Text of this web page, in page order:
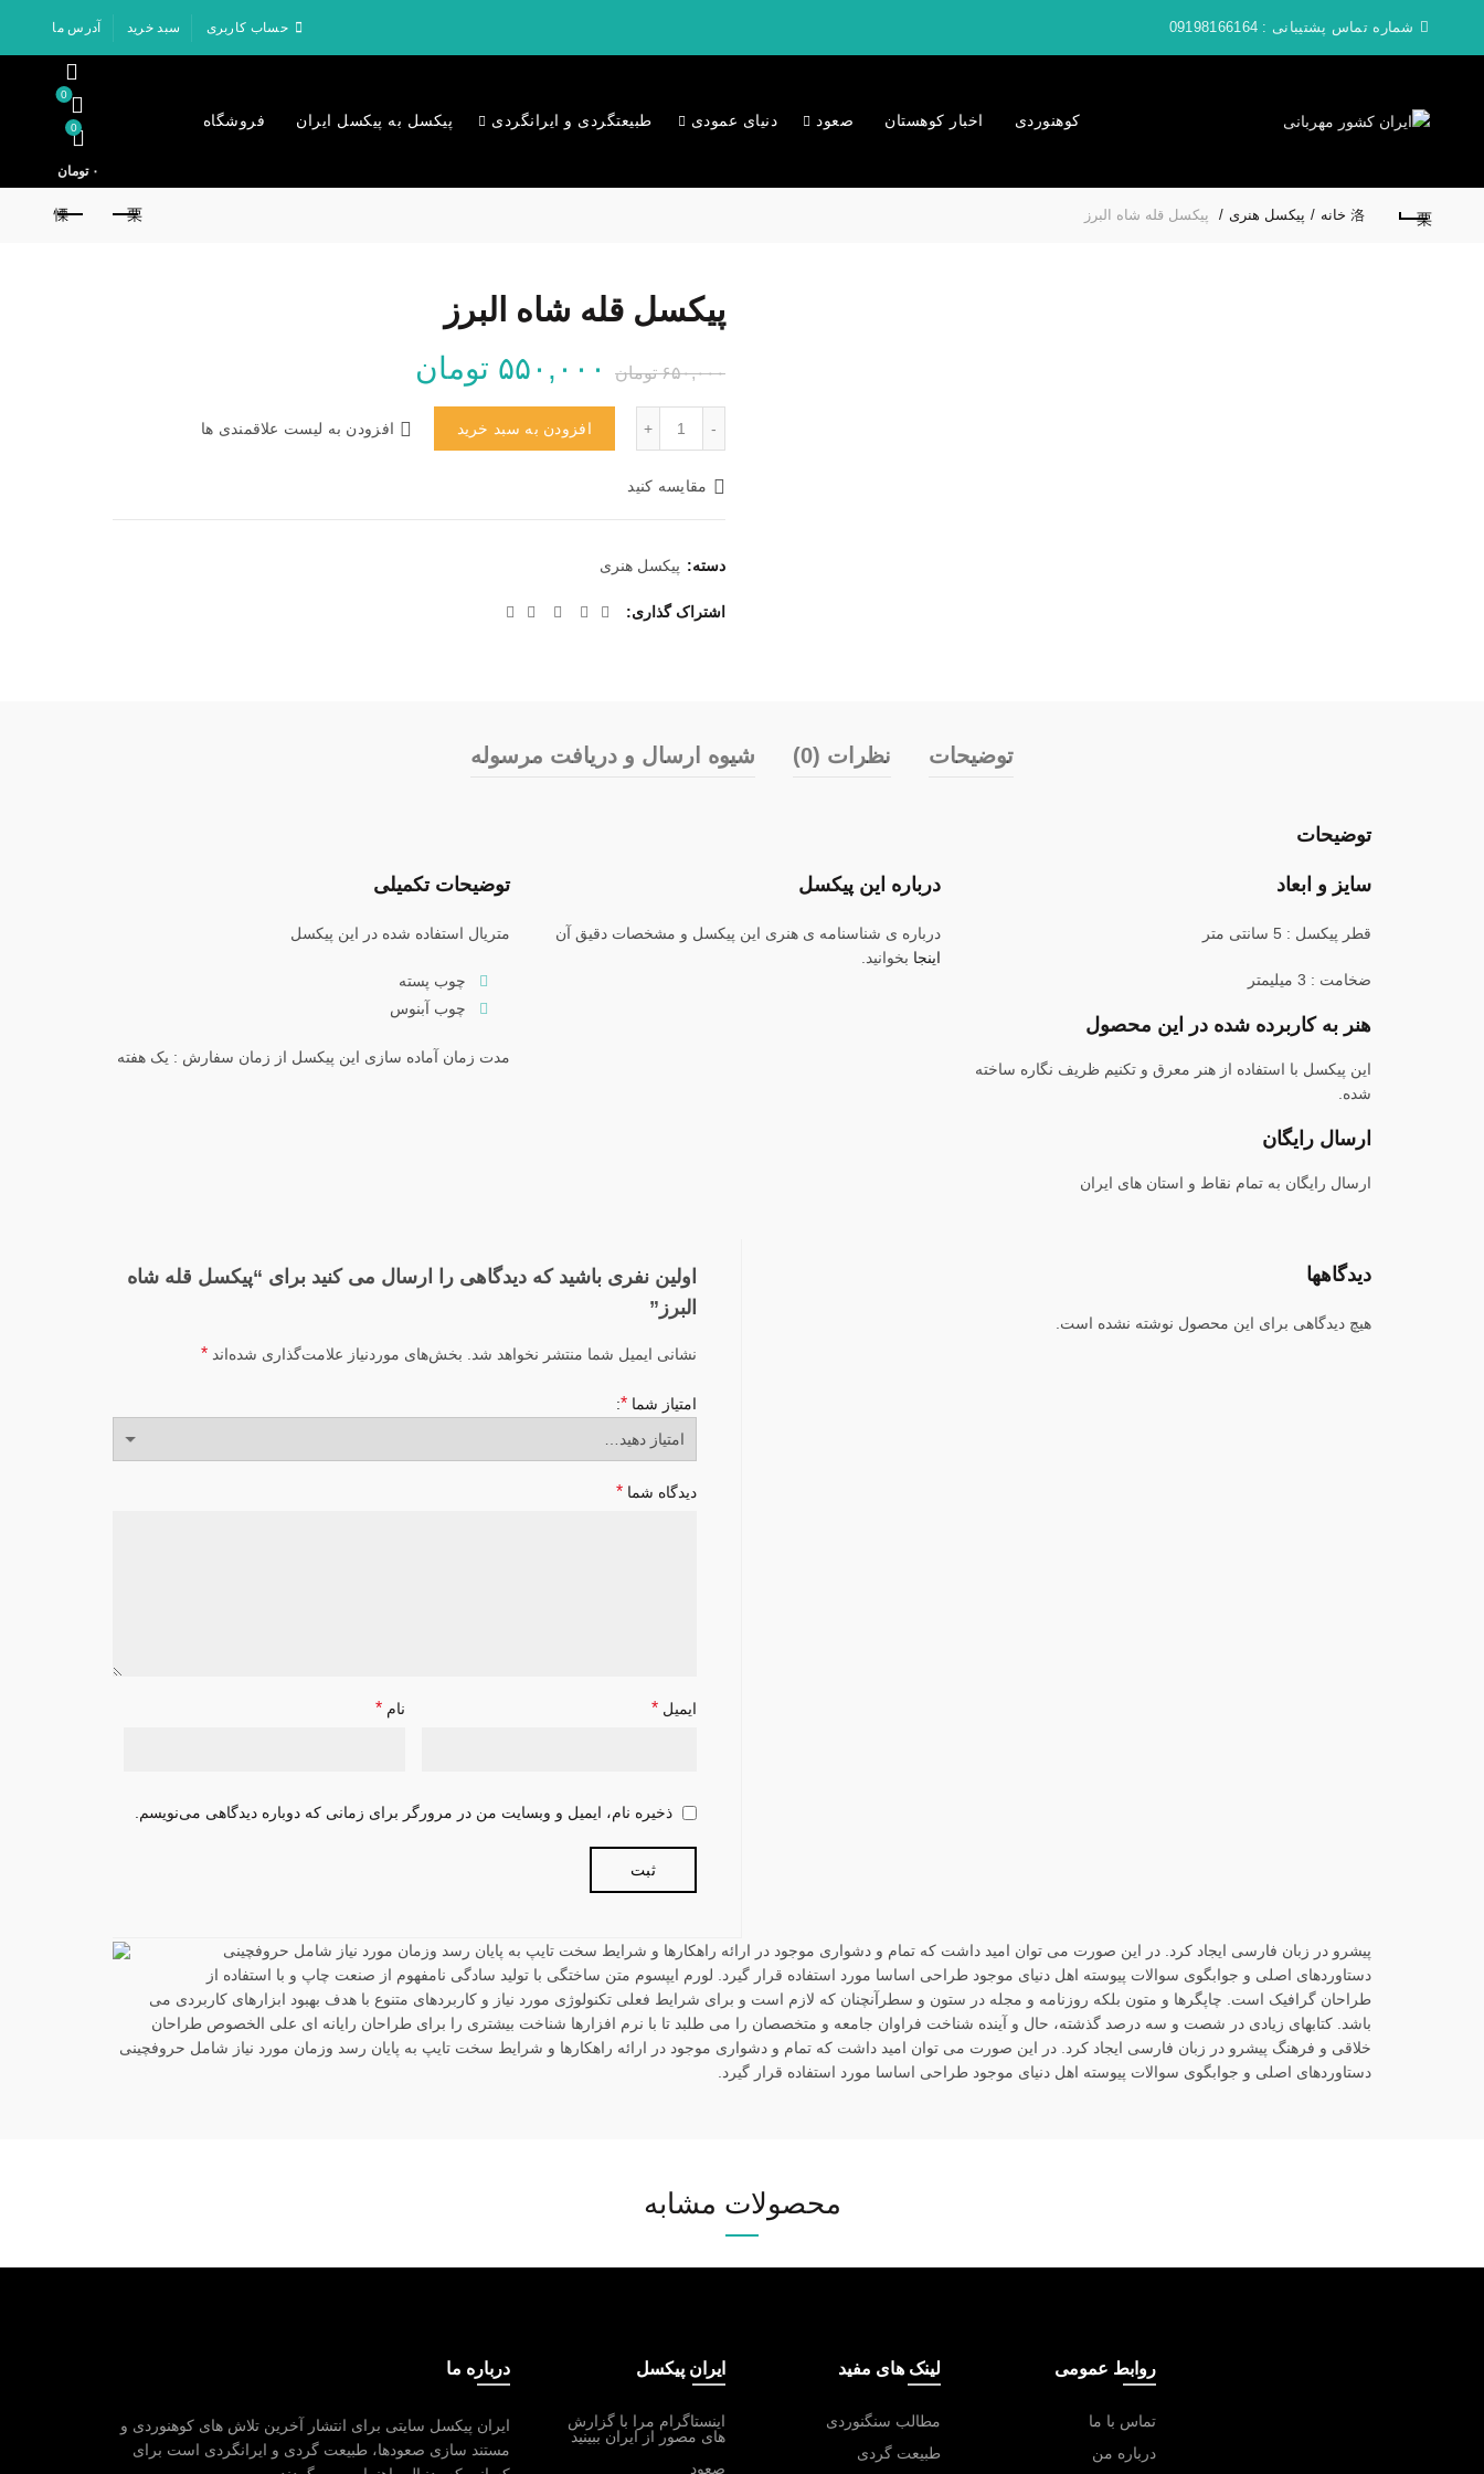
شماره تماس پشتیبانی : 09198166164 حساب کاربری سبد خرید آدرس ما
کوهنوردی اخبار کوهستان صعود دنیای عمودی طبیعتگردی و ایرانگردی پیکسل به پیکسل ایران فروشگاه
0
0
۰ تومان
خانه پیکسل هنری پیکسل قله شاه البرز
پیکسل قله شاه البرز
۶۵۰,۰۰۰ تومان
قیمت
اصلی:
۵۵۰,۰۰۰ تومان
فعلی:
افزودن به سبد خرید افزودن به لیست علاقمندی ها
مقایسه کنید
دسته: پیکسل هنری
اشتراک گذاری
توضیحات نظرات (0) شیوه ارسال و دریافت مرسوله
توضیحات
توضیحات تکمیلی
متریال استفاده شده در این پیکسل
چوب پسته
چوب آبنوس
مدت زمان آماده سازی این پیکسل از زمان سفارش : یک هفته
درباره این پیکسل
درباره ی شناسنامه ی هنری این پیکسل و مشخصات دقیق آن
اینجا بخوانید.
سایز و ابعاد
قطر پیکسل : 5 سانتی متر
ضخامت : 3 میلیمتر
هنر به کاربرده شده در این محصول
این پیکسل با استفاده از هنر معرق و تکنیم ظریف نگاره ساخته
شده.
ارسال رایگان
ارسال رایگان به تمام نقاط و استان های ایران
دیدگاهها
هیچ دیدگاهی برای این محصول نوشته نشده است.
اولین نفری باشید که دیدگاهی را ارسال می کنید برای “پیکسل قله شاه
البرز”
نشانی ایمیل شما منتشر نخواهد شد. بخش‌های موردنیاز علامت‌گذاری شده‌اند *
امتیاز شما *
دیدگاه شما *
نام* ایمیل *
ذخیره نام، ایمیل و وبسایت من در مرورگر برای زمانی که دوباره دیدگاهی می‌نویسم.
پیشرو در زبان فارسی ایجاد کرد. در این صورت می توان امید داشت که تمام و دشواری موجود در ارائه راهکارها و شرایط سخت تایپ به پایان رسد وزمان مورد نیاز شامل حروفچینی
دستاوردهای اصلی و جوابگوی سوالات پیوسته اهل دنیای موجود طراحی اساسا مورد استفاده قرار گیرد. لورم ایپسوم متن ساختگی با تولید سادگی نامفهوم از صنعت چاپ و با استفاده از
طراحان گرافیک است. چاپگرها و متون بلکه روزنامه و مجله در ستون و سطرآنچنان که لازم است و برای شرایط فعلی تکنولوژی مورد نیاز و کاربردهای متنوع با هدف بهبود ابزارهای کاربردی می
باشد. کتابهای زیادی در شصت و سه درصد گذشته، حال و آینده شناخت فراوان جامعه و متخصصان را می طلبد تا با نرم افزارها شناخت بیشتری را برای طراحان رایانه ای علی الخصوص طراحان
خلاقی و فرهنگ پیشرو در زبان فارسی ایجاد کرد. در این صورت می توان امید داشت که تمام و دشواری موجود در ارائه راهکارها و شرایط سخت تایپ به پایان رسد وزمان مورد نیاز شامل حروفچینی
دستاوردهای اصلی و جوابگوی سوالات پیوسته اهل دنیای موجود طراحی اساسا مورد استفاده قرار گیرد.
محصولات مشابه
روابط عمومی
تماس با ما
درباره من
لینک های مفید
مطالب سنگنوردی
طبیعت گردی
ایران پیکسل
اینستاگرام مرا با گزارش
های مصور از ایران ببینید
صعود
درباره ما
ایران پیکسل سایتی برای انتشار آخرین تلاش های کوهنوردی و
مستند سازی صعودها، طبیعت گردی و ایرانگردی است برای